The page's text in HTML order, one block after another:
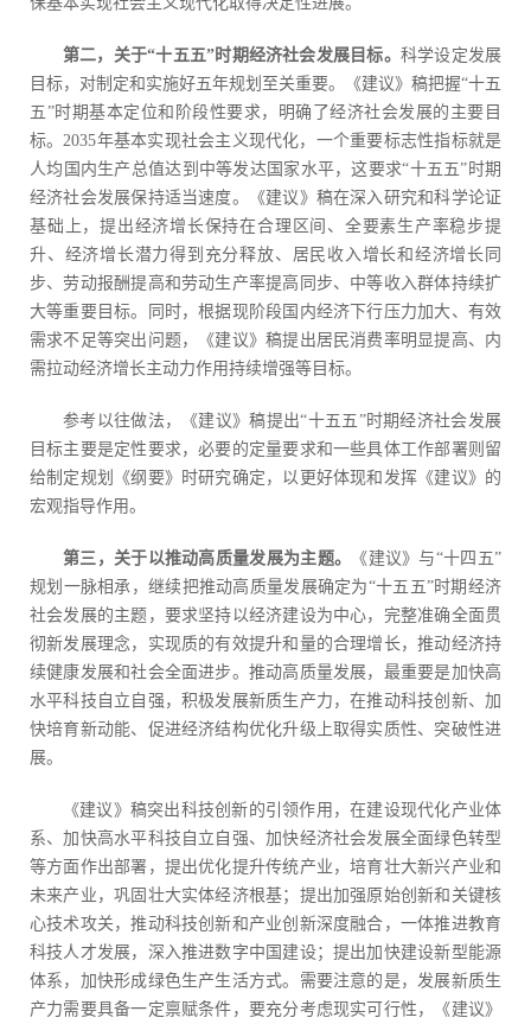
第二，关于“十五五”时期经济社会发展目标。 科学设定发展
目标，对制定和实施好五年规划至关重要。《建议》稿把握“十五
五”时期基本定位和阶段性要求，明确了经济社会发展的主要目
标。2035年基本实现社会主义现代化，一个重要标志性指标就是
人均国内生产总值达到中等发达国家水平，这要求“十五五”时期
经济社会发展保持适当速度。《建议》稿在深入研究和科学论证
基础上，提出经济增长保持在合理区间、全要素生产率稳步提
升、经济增长潜力得到充分释放、居民收入增长和经济增长同
步、劳动报酬提高和劳动生产率提高同步、中等收入群体持续扩
大等重要目标。同时，根据现阶段国内经济下行压力加大、有效
需求不足等突出问题，《建议》稿提出居民消费率明显提高、内
需拉动经济增长主动力作用持续增强等目标。
参考以往做法，《建议》稿提出“十五五”时期经济社会发展
目标主要是定性要求，必要的定量要求和一些具体工作部署则留
给制定规划《纲要》时研究确定，以更好体现和发挥《建议》的
宏观指导作用。
第三，关于以推动高质量发展为主题。
《建议》与“十四五”
规划一脉相承，继续把推动高质量发展确定为“十五五”时期经济
社会发展的主题，要求坚持以经济建设为中心，完整准确全面贯
彻新发展理念，实现质的有效提升和量的合理增长，推动经济持
续健康发展和社会全面进步。推动高质量发展，最重要是加快高
水平科技自立自强，积极发展新质生产力，在推动科技创新、加
快培育新动能、促进经济结构优化升级上取得实质性、突破性进
展。
《建议》稿突出科技创新的引领作用，在建设现代化产业体
系、加快高水平科技自立自强、加快经济社会发展全面绿色转型
等方面作出部署，提出优化提升传统产业，培育壮大新兴产业和
未来产业，巩固壮大实体经济根基；提出加强原始创新和关键核
心技术攻关，推动科技创新和产业创新深度融合，一体推进教育
科技人才发展，深入推进数字中国建设；提出加快建设新型能源
体系，加快形成绿色生产生活方式。需要注意的是，发展新质生
产力需要具备一定禀赋条件，要充分考虑现实可行性，《建议》